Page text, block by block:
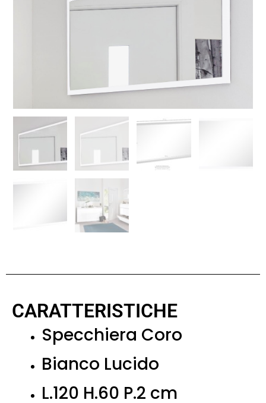
CARATTERISTICHE
Specchiera Coro
Bianco Lucido
L.120 H.60 P.2 cm